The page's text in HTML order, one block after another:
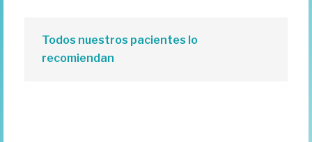
Todos nuestros pacientes lo
recomiendan